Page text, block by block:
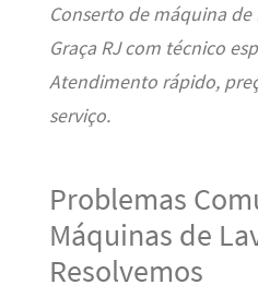
Conserto de máquina de
Graça RJ com técnico
Atendimento rápido,
serviço.
Problemas
Máquinas de
Resolvemos